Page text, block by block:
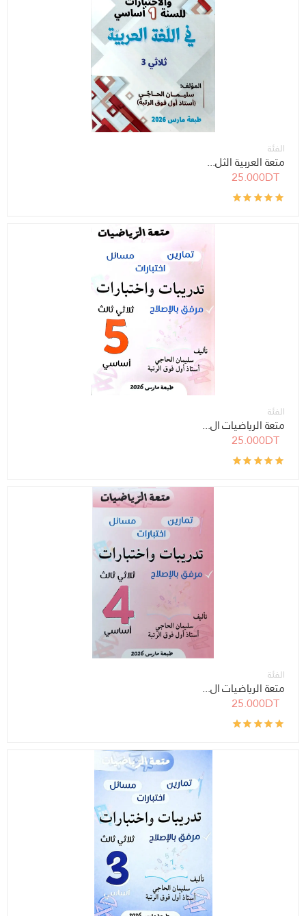
الفئة
متعة العربية الثل...
25.000DT
الفئة
متعة الرياضيات ال...
25.000DT
الفئة
متعة الرياضيات ال...
25.000DT